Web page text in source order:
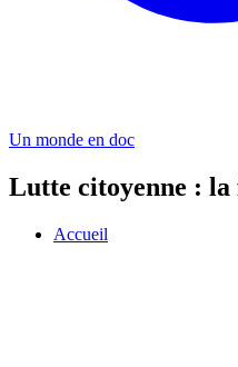
Un monde en doc
Lutte citoyenne :
Accueil